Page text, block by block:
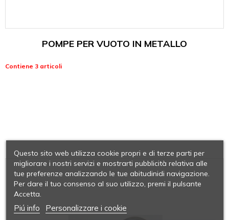
POMPE PER VUOTO IN METALLO
Contiene 3 articoli
Questo sito web utilizza cookie propri e di terze parti per
migliorare i nostri servizi e mostrarti pubblicità relativa alle
tue preferenze analizzando le tue abitudinidi navigazione.
Per dare il tuo consenso al suo utilizzo, premi il pulsante
Accetta.
Piú info Personalizzare i cookie